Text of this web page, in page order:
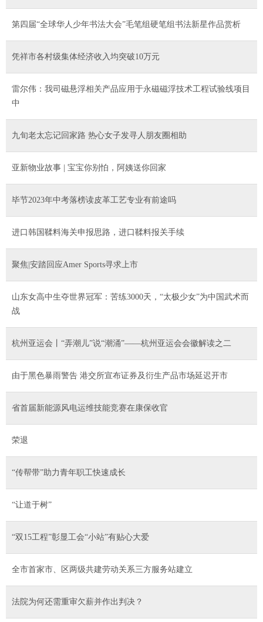
第四届“全球华人少年书法大会”毛笔组硬笔组书法新星作品赏析
凭祥市各村级集体经济收入均突破10万元
雷尔伟：我司磁悬浮相关产品应用于永磁磁浮技术工程试验线项目
中
九旬老太忘记回家路 热心女子发寻人朋友圈相助
亚新物业故事 | 宝宝你别怕，阿姨送你回家
毕节2023年中考落榜读皮革工艺专业有前途吗
进口韩国鞣料海关申报思路，进口鞣料报关手续
聚焦|安踏回应Amer Sports寻求上市
山东女高中生夺世界冠军：苦练3000天，“太极少女”为中国武术而
战
杭州亚运会丨“弄潮儿”说“潮涌”——杭州亚运会会徽解读之二
由于黑色暴雨警告 港交所宣布证券及衍生产品市场延迟开市
省首届新能源风电运维技能竞赛在康保收官
荣退
“传帮带”助力青年职工快速成长
“让道于树”
“双15工程”彰显工会“小站”有贴心大爱
全市首家市、区两级共建劳动关系三方服务站建立
法院为何还需重审欠薪并作出判决？